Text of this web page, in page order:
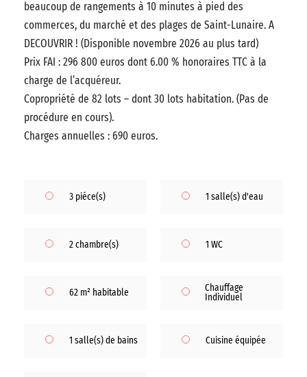
beaucoup de rangements à 10 minutes à pied des
commerces, du marché et des plages de Saint-Lunaire. A
DECOUVRIR ! (Disponible novembre 2026 au plus tard)
Prix FAI : 296 800 euros dont 6.00 % honoraires TTC à la
charge de l’acquéreur.
Copropriété de 82 lots – dont 30 lots habitation. (Pas de
procédure en cours).
Charges annuelles : 690 euros.
3 piéce(s)
2 chambre(s)
62 m² habitable
1 salle(s) de bains
1 salle(s) d'eau
1 WC
Chauffage
Individuel
Cuisine équipée